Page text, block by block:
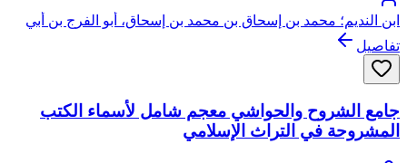
ابن النديم؛ محمد بن إسحاق بن محمد بن إسحاق، أبو الفرج بن أبي
يعقوب النديم
تفاصيل
جامع الشروح والحواشي معجم شامل لأسماء الكتب
المشروحة في التراث الإسلامي